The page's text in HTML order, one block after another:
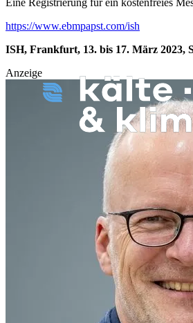
Eine Registrierung für ein kostenfreies
https://www.ebmpapst.com/ish
ISH, Frankfurt, 13. bis 17. März 2023,
Anzeige